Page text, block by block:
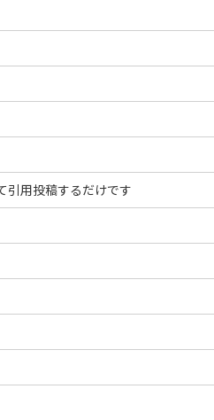
引用投稿するだけです